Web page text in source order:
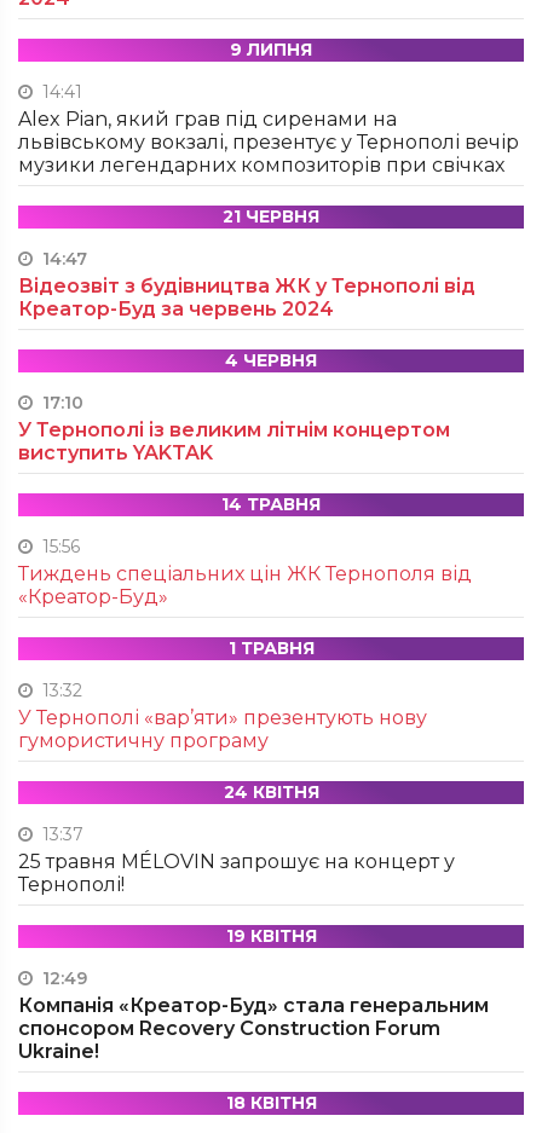
9 ЛИПНЯ
14:41
Alex Pian, який грав під сиренами на
львівському вокзалі, презентує у Тернополі вечір
музики легендарних композиторів при свічках
21 ЧЕРВНЯ
14:47
Відеозвіт з будівництва ЖК у Тернополі від
Креатор-Буд за червень 2024
4 ЧЕРВНЯ
17:10
У Тернополі із великим літнім концертом
виступить YAKTAK
14 ТРАВНЯ
15:56
Тиждень спеціальних цін ЖК Тернополя від
«Креатор-Буд»
1 ТРАВНЯ
13:32
У Тернополі «вар’яти» презентують нову
гумористичну програму
24 КВІТНЯ
13:37
25 травня MÉLOVIN запрошує на концерт у
Тернополі!
19 КВІТНЯ
12:49
Компанія «Креатор-Буд» стала генеральним
спонсором Recovery Construction Forum
Ukraine!
18 КВІТНЯ